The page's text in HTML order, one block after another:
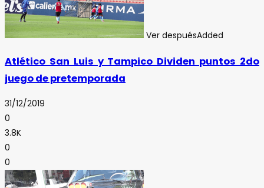
Ver despuésAdded
Atlético San Luis y Tampico Dividen puntos 2do
juego de pretemporada
31/12/2019
0
3.8K
0
0